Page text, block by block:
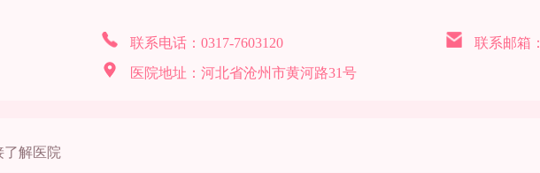
联系电话： 0317-7603120 联系邮箱：
医院地址： 河北省沧州市黄河路31号
了解医院